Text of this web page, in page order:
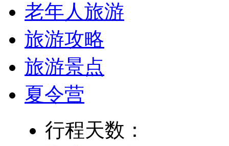
老年人旅游
旅游攻略
旅游景点
夏令营
行程天数：